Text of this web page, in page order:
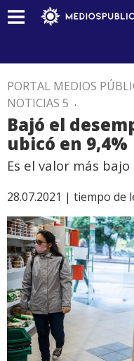
PORTAL MEDIOS
NOTICIAS 5 .
Bajó el
ubicó en 9,4%
Es el valor más
28.07.2021 | tiempo de